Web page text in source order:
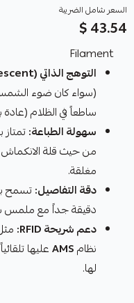
السعر شامل الضريبة
43.54 $
Filament
التوهج الذاتي (Luminescent):
(سواء كان ضوء
ساطعاً في الظلام
سهولة الطباعة:
من حيث قلة
مغلقة.
دقة التفاصيل:تسمح
دقيقة جداً مع
دعم شريحة RFID:
نظامAMSعليها
لها.